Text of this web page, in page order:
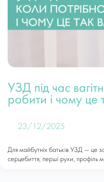
УЗД під час
робити і чому це
23/12/2025
Для майбутніх батьків УЗД — це
серцебиття, перші рухи, профіль